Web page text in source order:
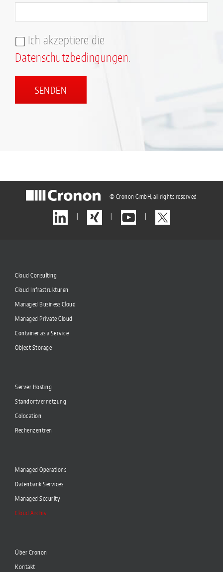
Ich akzeptiere die
Datenschutzbedingungen.
© Cronon GmbH, all rights reserved
Cloud Consulting
Cloud Infrastrukturen
Managed Business Cloud
Managed Private Cloud
Container as a Service
Object Storage
Server Hosting
Standortvernetzung
Colocation
Rechenzentren
Managed Operations
Datenbank Services
Managed Security
Cloud Archiv
Über Cronon
Kontakt